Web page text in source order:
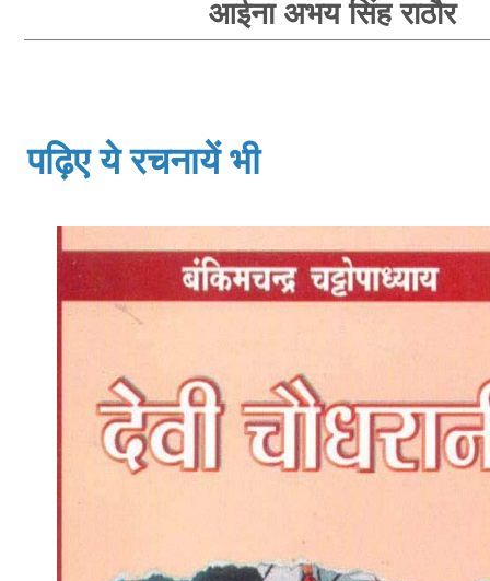
आईना अभय सिंह राठौर
पढ़िए ये रचनायें भी